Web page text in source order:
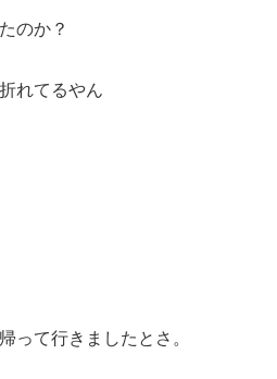
のか？
れてるやん
って行きましたとさ。